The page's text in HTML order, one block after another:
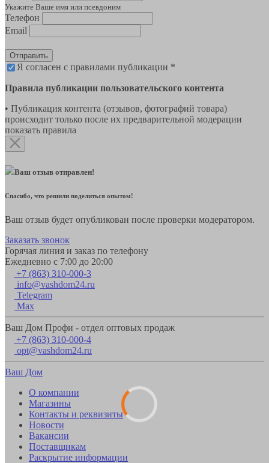
Укажите Ваше имя или псевдоним
Телефон
Email
Отправить
Я согласен с правилами публикации *
Правила публикации пользовательского контента
• Публикация контента (отзывов, фотографий товара)
происходит только после их предварительной модерации
показать правила
Ваш отзыв отправлен!
Спасибо, что решили поделиться опытом!
Ваш отзыв будет опубликован после проверки модератором.
Заказать звонок
Горячая линия и заказ по телефону
Ежедневно с 7:00 до 20:00
+7 (863) 310-000-3
info@vashdom24.ru
Telegram
Max
Ваш Дом Профи - отдел оптовых продаж
+7 (863) 310-000-4
opt@vashdom24.ru
Ваш Дом
О компании
Магазины
Контакты и реквизиты
Новости
Вакансии
Поставщикам
Раскрытие информации